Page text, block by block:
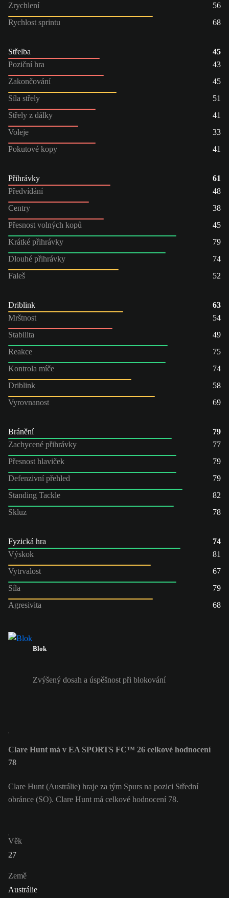
Zrychlení
56
Rychlost sprintu
68
Střelba
45
Poziční hra
43
Zakončování
45
Síla střely
51
Střely z dálky
41
Voleje
33
Pokutové kopy
41
Přihrávky
61
Předvídání
48
Centry
38
Přesnost volných kopů
45
Krátké přihrávky
79
Dlouhé přihrávky
74
Faleš
52
Driblink
63
Mrštnost
54
Stabilita
49
Reakce
75
Kontrola míče
74
Driblink
58
Vyrovnanost
69
Bránění
79
Zachycené přihrávky
77
Přesnost hlaviček
79
Defenzivní přehled
79
Standing Tackle
82
Skluz
78
Fyzická hra
74
Výskok
81
Vytrvalost
67
Síla
79
Agresivita
68
Blok
Zvýšený dosah a úspěšnost při blokování
Clare Hunt má v EA SPORTS FC™ 26 celkové hodnocení
78
Clare Hunt (Austrálie) hraje za tým Spurs na pozici Střední
obránce (SO). Clare Hunt má celkové hodnocení 78.
Věk
27
Země
Austrálie